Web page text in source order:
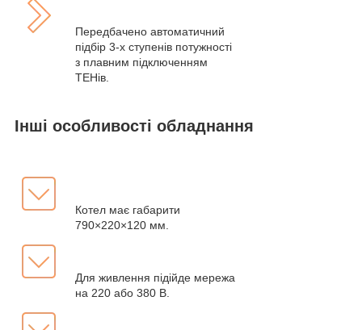
Передбачено автоматичний
підбір 3-х ступенів потужності
з плавним підключенням
ТЕНів.
Інші особливості обладнання
Котел має габарити
790×220×120 мм.
Для живлення підійде мережа
на 220 або 380 В.